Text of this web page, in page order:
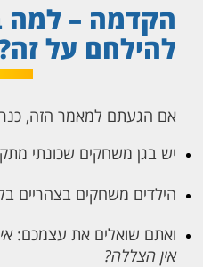
הקדמה – למה
להילחם על
אם הגעתם למאמר הזה,
יש בגן משחקים שכונתי
הילדים משחקים בצהריים
ואתם שואלים את עצמכם:
אין הצללה?